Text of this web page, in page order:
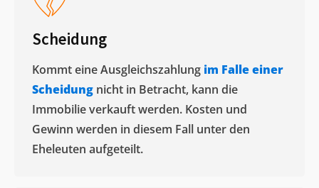
Scheidung
Kommt eine Ausgleichszahlung im Falle einer
Scheidung nicht in Betracht, kann die
Immobilie verkauft werden. Kosten und
Gewinn werden in diesem Fall unter den
Eheleuten aufgeteilt.​